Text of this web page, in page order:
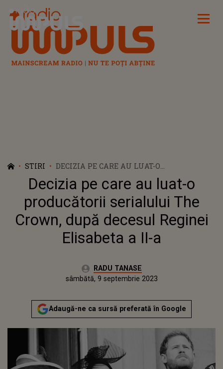
Radio Impuls
STIRI
DECIZIA PE CARE AU LUAT-O
PRODUCĂTORII SERIALULUI THE CROWN,
DUPĂ DECESUL REGINEI ELISABETA A II-A
Decizia pe care au luat-o
producătorii serialului The
Crown, după decesul Reginei
Elisabeta a II-a
Autor:RADU TANASE
vineri, 9 septembrie 2022
Actualizat:
sâmbătă, 9 septembrie 2023
Adaugă-ne ca sursă preferată în Google